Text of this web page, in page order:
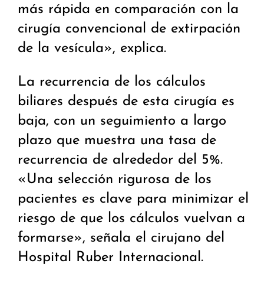
más rápida en comparación con la
cirugía convencional de extirpación
de la vesícula», explica.
La recurrencia de los cálculos
biliares después de esta cirugía es
baja, con un seguimiento a largo
plazo que muestra una tasa de
recurrencia de alrededor del 5%.
«Una selección rigurosa de los
pacientes es clave para minimizar el
riesgo de que los cálculos vuelvan a
formarse», señala el cirujano del
Hospital Ruber Internacional.